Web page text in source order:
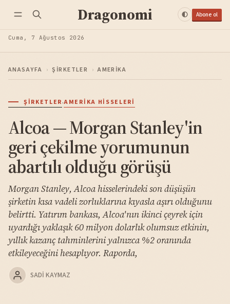
Dragonomi Abone ol
Cuma, 7 Ağustos 2026
ANASAYFA › ŞIRKETLER › AMERIKA
ŞIRKETLER·AMERIKA HISSELERI
Alcoa — Morgan Stanley'in
geri çekilme yorumunun
abartılı olduğu görüşü
Morgan Stanley, Alcoa hisselerindeki son düşüşün
şirketin kısa vadeli zorluklarına kıyasla aşırı olduğunu
belirtti. Yatırım bankası, Alcoa'nın ikinci çeyrek için
uyardığı yaklaşık 60 milyon dolarlık olumsuz etkinin,
yıllık kazanç tahminlerini yalnızca %2 oranında
etkileyeceğini hesaplıyor. Raporda,
SADI KAYMAZ